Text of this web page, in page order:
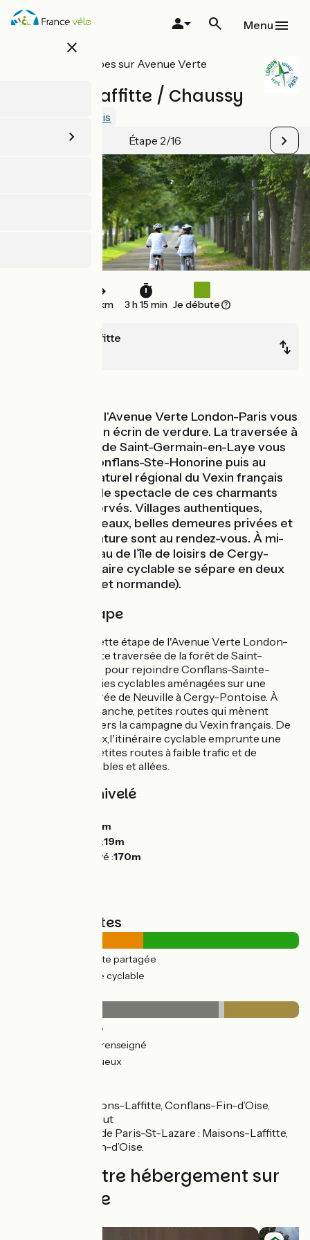
Aller
au
close
Menu
Toutes les étapes sur Avenue Verte
Maisons-Laffitte / Chaussy
Voir 3 avis
Étape 2/16
49 km 3 h 15 min Je débute
Maisons-Laffitte
Cette étape de l'Avenue Verte London-Paris vous
emmène dans un écrin de verdure. La traversée à
vélo de la forêt de Saint-Germain-en-Laye vous
mènera vers Conflans-Ste-Honorine puis au
cœur du Parc naturel régional du Vexin français
qui vous offrira le spectacle de ces charmants
paysages préservés. Villages authentiques,
manoirs et châteaux, belles demeures privées et
bien entendu nature sont au rendez-vous. À mi-
chemin, au niveau de l’île de loisirs de Cergy-
Pontoise, l'itinéraire cyclable se sépare en deux
branches (Oise et normande).
Détail de l'étape
Vous démarrez cette étape de l'Avenue Verte London-
Paris par une petite traversée de la forêt de Saint-
Germain-en-Laye pour rejoindre Conflans-Sainte-
Honorine. Puis voies cyclables aménagées sur une
ancienne voie ferrée de Neuville à Cergy-Pontoise. À
partir de Courdimanche, petites routes qui mènent
rapidement à travers la campagne du Vexin français. De
Vigny à Villarceaux,l'itinéraire cyclable emprunte une
susccession de petites routes à faible trafic et de
chemins carrossables et allées.
Pentes et dénivelé
200m
Point le plus bas :19m
Point le plus élevé :170m
Types de routes
(46%) Route partagée
(54%) Voie cyclable
(72%) Lisse
(2%) Non renseigné
(26%) Rugueux
RER A : Maisons-Laffitte, Conflans-Fin-d’Oise,
Cergy-le-Haut
Transilien L de Paris-St-Lazare : Maisons-Laffitte,
Conflans-Fin-d’Oise.
Trouvez votre hébergement sur
cette étape